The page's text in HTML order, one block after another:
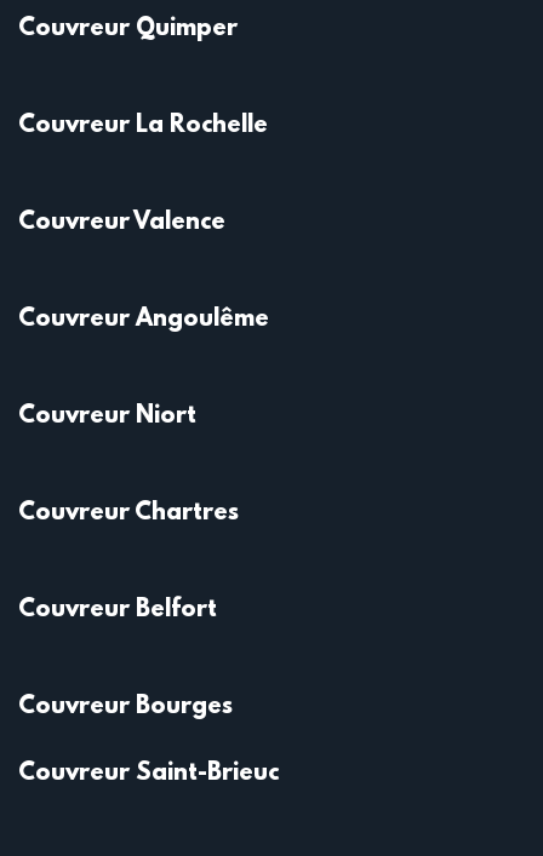
Couvreur Quimper
Couvreur La Rochelle
Couvreur Valence
Couvreur Angoulême
Couvreur Niort
Couvreur Chartres
Couvreur Belfort
Couvreur Bourges
Couvreur Saint-Brieuc